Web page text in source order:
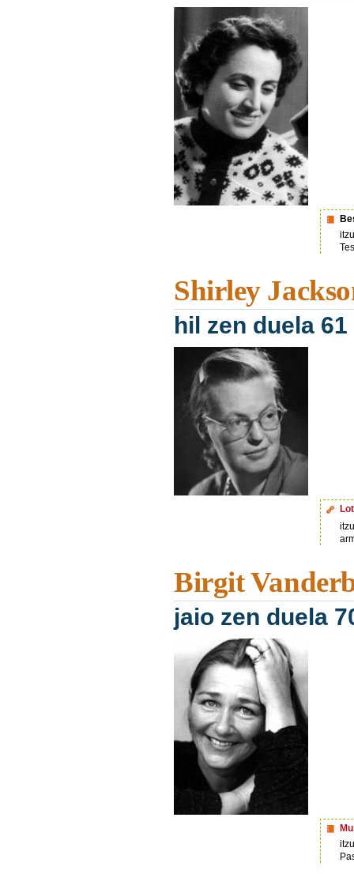
Shirley
hil zen duela
Birgit
jaio zen duela